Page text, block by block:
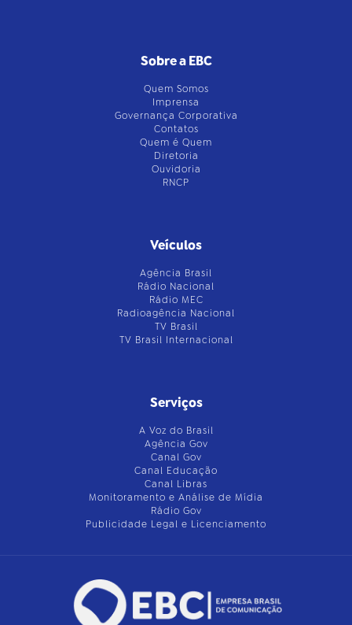
Sobre a EBC
Quem Somos
Imprensa
Governança Corporativa
Contatos
Quem é Quem
Diretoria
Ouvidoria
RNCP
Veículos
Agência Brasil
Rádio Nacional
Rádio MEC
Radioagência Nacional
TV Brasil
TV Brasil Internacional
Serviços
A Voz do Brasil
Agência Gov
Canal Gov
Canal Educação
Canal Libras
Monitoramento e Análise de Mídia
Rádio Gov
Publicidade Legal e Licenciamento